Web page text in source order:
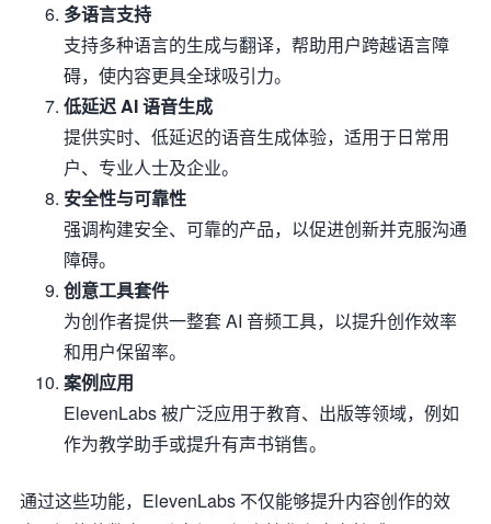
多语言支持
支持多种语言的生成与翻译，帮助用户跨越语言障
碍，使内容更具全球吸引力。
低延迟 AI 语音生成
提供实时、低延迟的语音生成体验，适用于日常用
户、专业人士及企业。
安全性与可靠性
强调构建安全、可靠的产品，以促进创新并克服沟通
障碍。
创意工具套件
为创作者提供一整套 AI 音频工具，以提升创作效率
和用户保留率。
案例应用
ElevenLabs 被广泛应用于教育、出版等领域，例如
作为教学助手或提升有声书销售。
通过这些功能，ElevenLabs 不仅能够提升内容创作的效